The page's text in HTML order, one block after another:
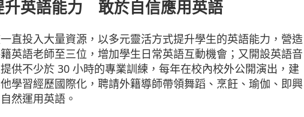
升英語能力 敢於自信應用英語
直投入大量資源，以多元靈活方式提升學生的英語能力，營造
英語老師至三位，增加學生日常英語互動機會；又開設英語音
供不少於 30 小時的專業訓練，每年在校內校外公開演出，建
學習經歷國際化，聘請外籍導師帶領舞蹈、烹飪、瑜伽、即興
然運用英語。